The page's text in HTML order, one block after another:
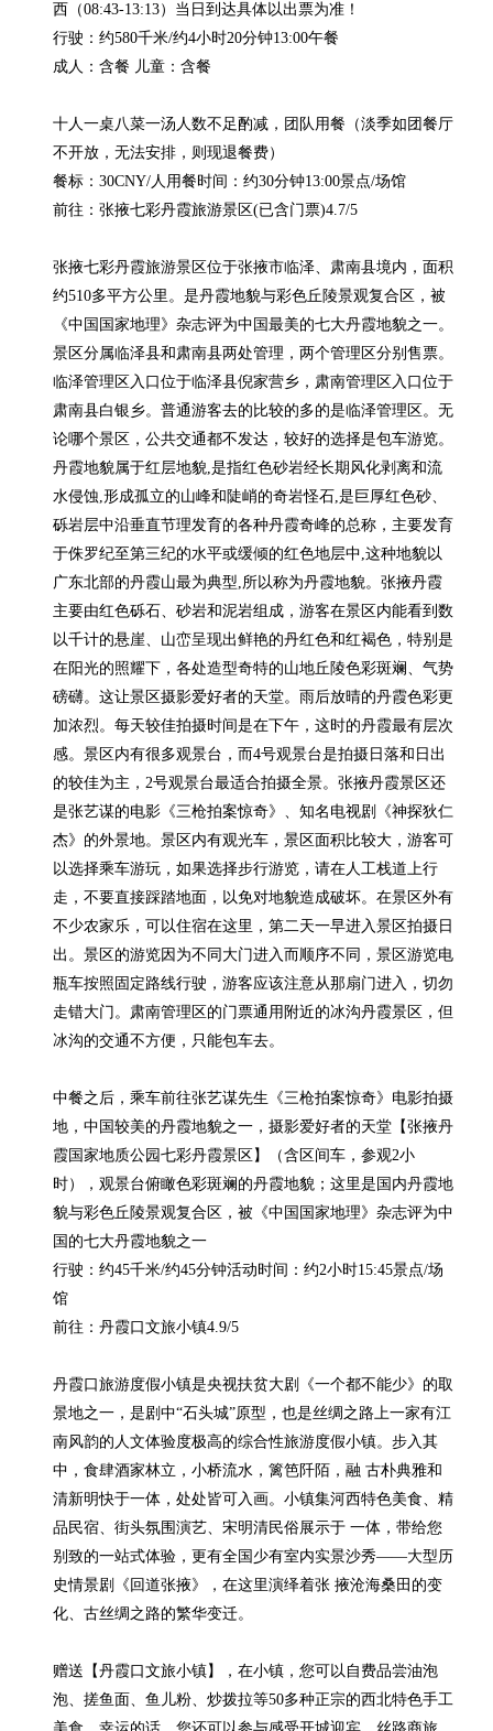
西（08:43-13:13）当日到达具体以出票为准！
行驶：约580千米/约4小时20分钟13:00午餐
成人：含餐 儿童：含餐
十人一桌八菜一汤人数不足酌减，团队用餐（淡季如团餐厅
不开放，无法安排，则现退餐费）
餐标：30CNY/人用餐时间：约30分钟13:00景点/场馆
前往：张掖七彩丹霞旅游景区(已含门票)4.7/5
张掖七彩丹霞旅游景区位于张掖市临泽、肃南县境内，面积
约510多平方公里。是丹霞地貌与彩色丘陵景观复合区，被
《中国国家地理》杂志评为中国最美的七大丹霞地貌之一。
景区分属临泽县和肃南县两处管理，两个管理区分别售票。
临泽管理区入口位于临泽县倪家营乡，肃南管理区入口位于
肃南县白银乡。普通游客去的比较的多的是临泽管理区。无
论哪个景区，公共交通都不发达，较好的选择是包车游览。
丹霞地貌属于红层地貌,是指红色砂岩经长期风化剥离和流
水侵蚀,形成孤立的山峰和陡峭的奇岩怪石,是巨厚红色砂、
砾岩层中沿垂直节理发育的各种丹霞奇峰的总称，主要发育
于侏罗纪至第三纪的水平或缓倾的红色地层中,这种地貌以
广东北部的丹霞山最为典型,所以称为丹霞地貌。张掖丹霞
主要由红色砾石、砂岩和泥岩组成，游客在景区内能看到数
以千计的悬崖、山峦呈现出鲜艳的丹红色和红褐色，特别是
在阳光的照耀下，各处造型奇特的山地丘陵色彩斑斓、气势
磅礴。这让景区摄影爱好者的天堂。雨后放晴的丹霞色彩更
加浓烈。每天较佳拍摄时间是在下午，这时的丹霞最有层次
感。景区内有很多观景台，而4号观景台是拍摄日落和日出
的较佳为主，2号观景台最适合拍摄全景。张掖丹霞景区还
是张艺谋的电影《三枪拍案惊奇》、知名电视剧《神探狄仁
杰》的外景地。景区内有观光车，景区面积比较大，游客可
以选择乘车游玩，如果选择步行游览，请在人工栈道上行
走，不要直接踩踏地面，以免对地貌造成破坏。在景区外有
不少农家乐，可以住宿在这里，第二天一早进入景区拍摄日
出。景区的游览因为不同大门进入而顺序不同，景区游览电
瓶车按照固定路线行驶，游客应该注意从那扇门进入，切勿
走错大门。肃南管理区的门票通用附近的冰沟丹霞景区，但
冰沟的交通不方便，只能包车去。
中餐之后，乘车前往张艺谋先生《三枪拍案惊奇》电影拍摄
地，中国较美的丹霞地貌之一，摄影爱好者的天堂【张掖丹
霞国家地质公园七彩丹霞景区】（含区间车，参观2小
时），观景台俯瞰色彩斑斓的丹霞地貌；这里是国内丹霞地
貌与彩色丘陵景观复合区，被《中国国家地理》杂志评为中
国的七大丹霞地貌之一
行驶：约45千米/约45分钟活动时间：约2小时15:45景点/场
馆
前往：丹霞口文旅小镇4.9/5
丹霞口旅游度假小镇是央视扶贫大剧《一个都不能少》的取
景地之一，是剧中“石头城”原型，也是丝绸之路上一家有江
南风韵的人文体验度极高的综合性旅游度假小镇。步入其
中，食肆酒家林立，小桥流水，篱笆阡陌，融 古朴典雅和
清新明快于一体，处处皆可入画。小镇集河西特色美食、精
品民宿、街头氛围演艺、宋明清民俗展示于 一体，带给您
别致的一站式体验，更有全国少有室内实景沙秀——大型历
史情景剧《回道张掖》，在这里演绎着张 掖沧海桑田的变
化、古丝绸之路的繁华变迁。
赠送【丹霞口文旅小镇】，在小镇，您可以自费品尝油泡
泡、搓鱼面、鱼儿粉、炒拨拉等50多种正宗的西北特色手工